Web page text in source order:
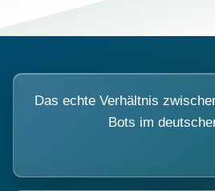
Das echte Verhältnis
Bots im